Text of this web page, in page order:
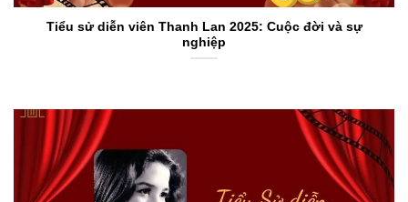
Tiểu sử diễn viên Thanh Lan 2025: Cuộc đời và sự
nghiệp